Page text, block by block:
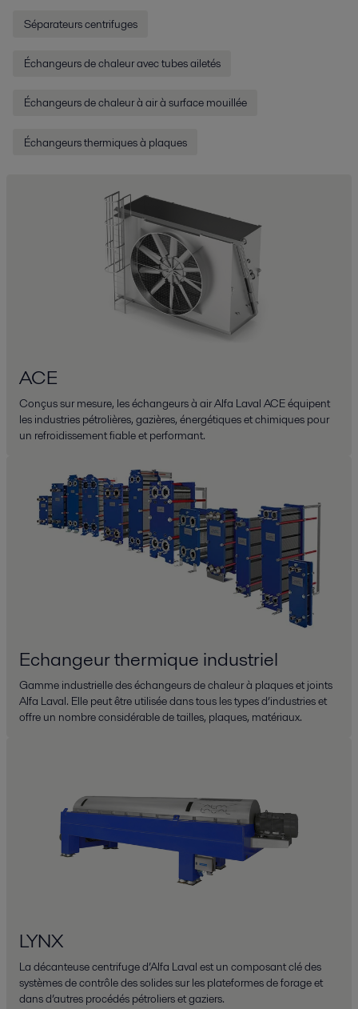
Séparateurs centrifuges
Échangeurs de chaleur avec tubes ailetés
Échangeurs de chaleur à air à surface mouillée
Échangeurs thermiques à plaques
ACE
Conçus sur mesure, les échangeurs à air Alfa Laval ACE équipent
les industries pétrolières, gazières, énergétiques et chimiques pour
un refroidissement fiable et performant.
Echangeur thermique industriel
Gamme industrielle des échangeurs de chaleur à plaques et joints
Alfa Laval. Elle peut être utilisée dans tous les types d’industries et
offre un nombre considérable de tailles, plaques, matériaux.
LYNX
La décanteuse centrifuge d’Alfa Laval est un composant clé des
systèmes de contrôle des solides sur les plateformes de forage et
dans d’autres procédés pétroliers et gaziers.